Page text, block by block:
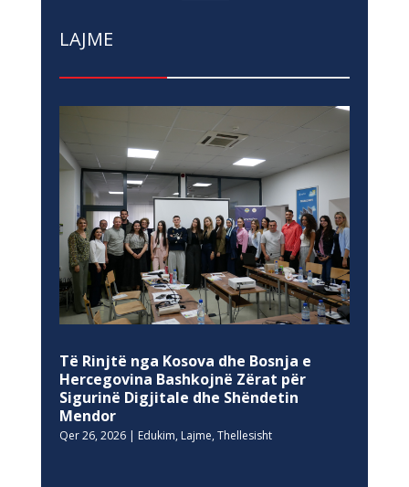
LAJME
Të Rinjtë nga Kosova dhe Bosnja e
Hercegovina Bashkojnë Zërat për
Sigurinë Digjitale dhe Shëndetin
Mendor
Qer 26, 2026| Edukim, Lajme, Thellesisht